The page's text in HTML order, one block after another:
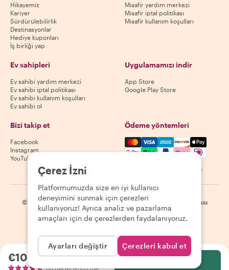
€106.62kişi başı
66 değerlendirme
Hikayemiz
Kariyer
Sürdürülebilirlik
Destinasyonlar
Hediye kuponları
İş birliği yap
Misafir yardım merkezi
Misafir iptal politikası
Misafir kullanım koşulları
Ev sahipleri
Ev sahibi yardım merkezi
Ev sahibi iptal politikası
Ev sahibi kullanım koşulları
Ev sahibi ol
Uygulamamızı indir
App Store
Google Play Store
Bizi takip et
Facebook
Instagram
YouTube
Ödeme yöntemleri
Mastercard, Visa, Amex,
Kullanılabilirlik destinasyona göre değişir
© 2026 Withlocals.com | Gizlilik Politikası | Çerezler Site haritası
Çerez İzni
Platformumuzda size en iyi kullanıcı
deneyimini sunmak için çerezleri
kullanıyoruz! Ayrıca analiz ve pazarlama
amaçları için de çerezlerden faydalanıyoruz.
Ayarları değiştir Çerezleri kabul et